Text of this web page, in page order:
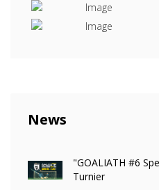
News
"GOALIATH #6
Turnier